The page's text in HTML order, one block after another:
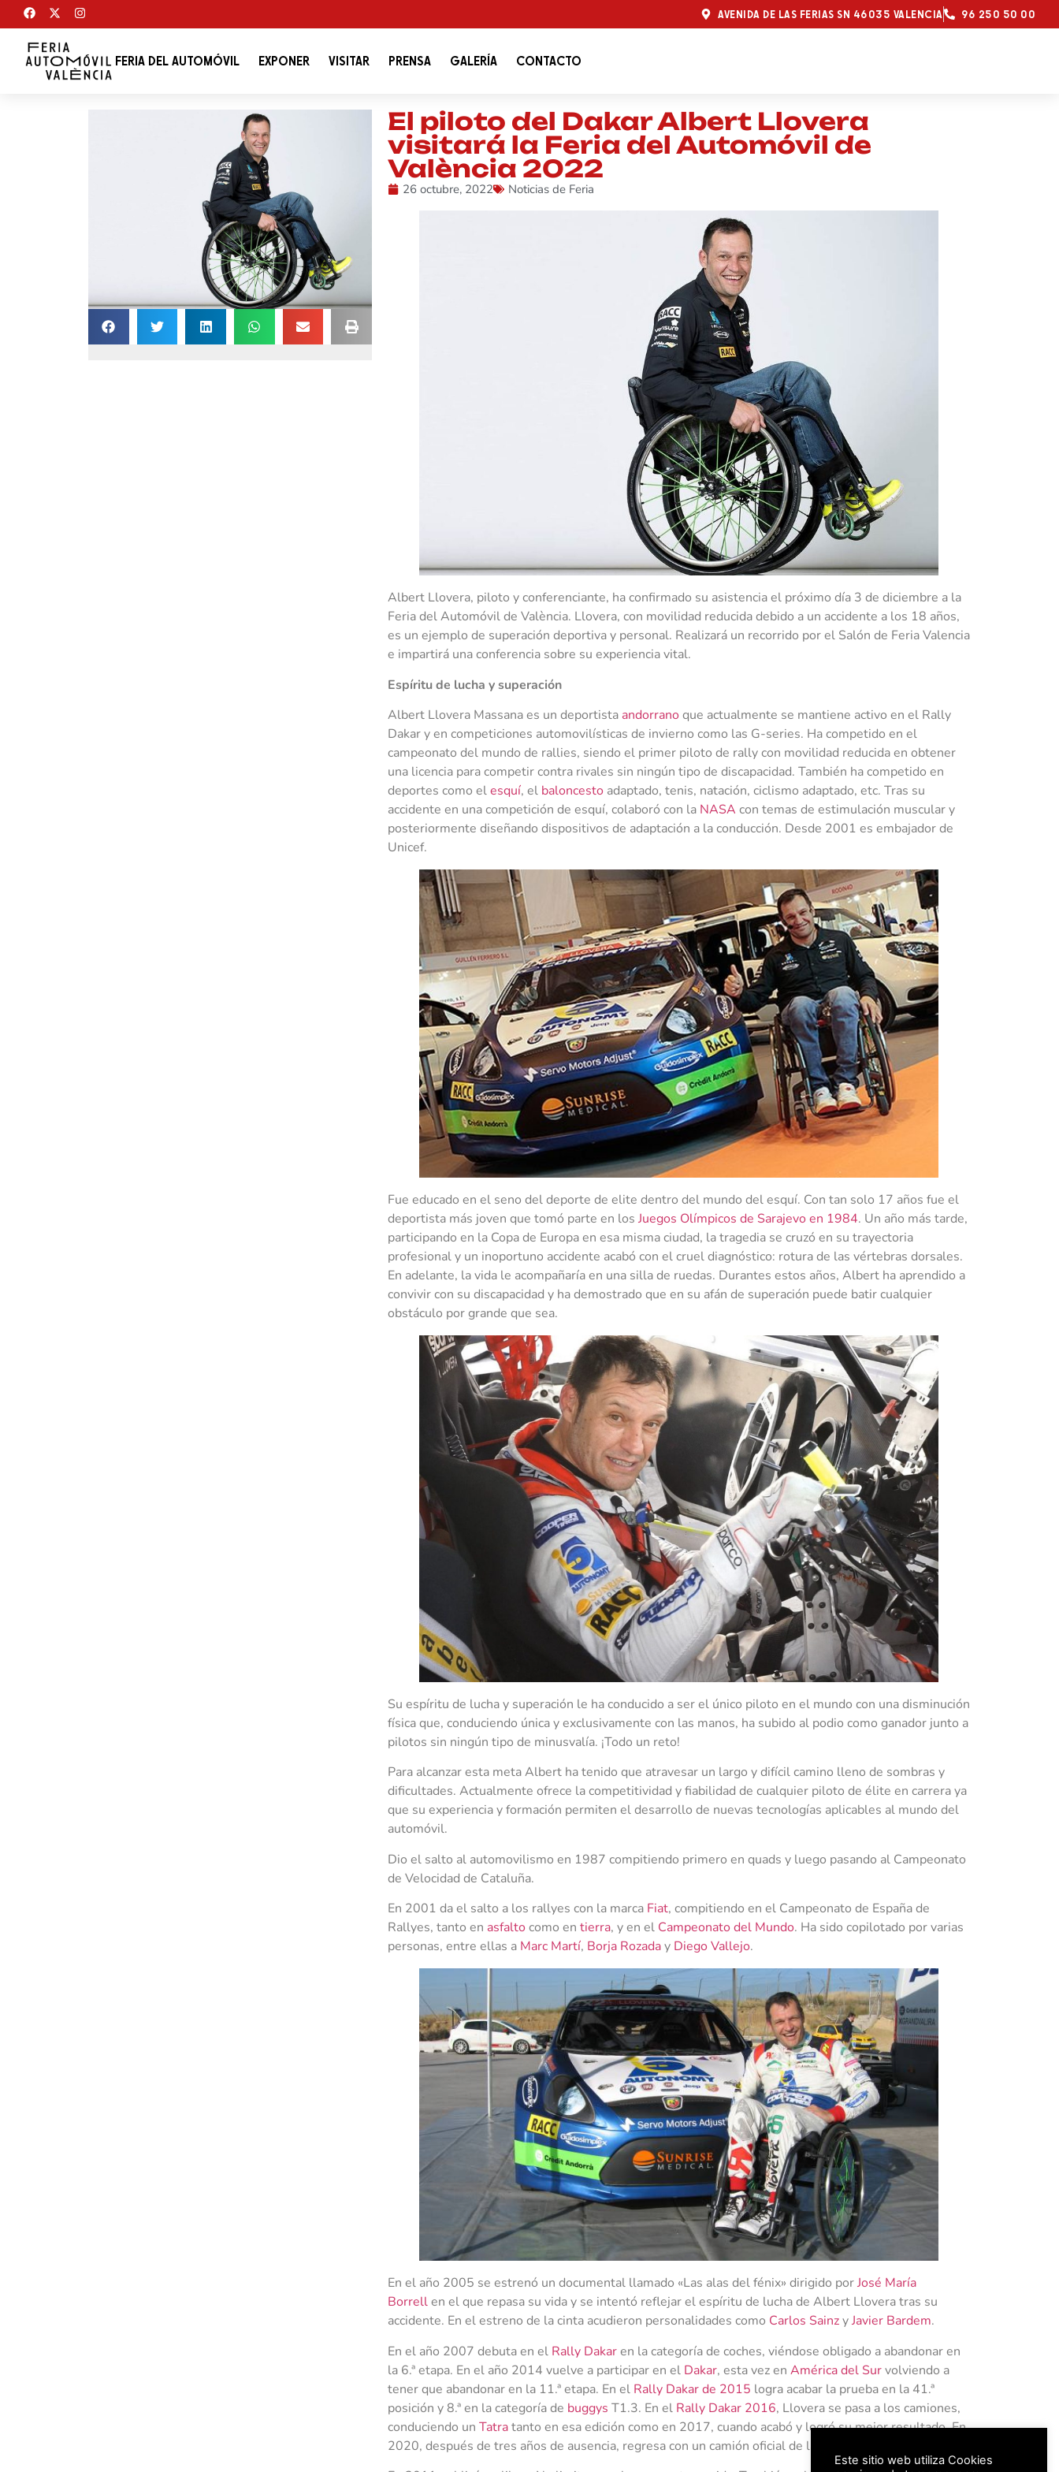
AVENIDA DE LAS FERIAS SN 46035 VALENCIA 96 250 50 00
FERIA DEL AUTOMÓVIL EXPONER VISITAR PRENSA GALERÍA CONTACTO
El piloto del Dakar Albert Llovera
visitará la Feria del Automóvil de
València 2022
26 octubre, 2022 Noticias de Feria
Albert Llovera, piloto y conferenciante, ha confirmado su asistencia el próximo día 3 de diciembre a la
Feria del Automóvil de València. Llovera, con movilidad reducida debido a un accidente a los 18 años,
es un ejemplo de superación deportiva y personal. Realizará un recorrido por el Salón de Feria Valencia
e impartirá una conferencia sobre su experiencia vital.
Espíritu de lucha y superación
Albert Llovera Massana es un deportista andorranoque actualmente se mantiene activo en el Rally
Dakar y en competiciones automovilísticas de invierno como las G-series. Ha competido en el
campeonato del mundo de rallies, siendo el primer piloto de rally con movilidad reducida en obtener
una licencia para competir contra rivales sin ningún tipo de discapacidad. También ha competido en
deportes como elesquí, el baloncestoadaptado, tenis, natación, ciclismo adaptado, etc. Tras su
accidente en una competición de esquí, colaboró con la NASA con temas de estimulación muscular y
posteriormente diseñando dispositivos de adaptación a la conducción. Desde 2001 es embajador de
Unicef.
Fue educado en el seno del deporte de elite dentro del mundo del esquí. Con tan solo 17 años fue el
deportista más joven que tomó parte en los Juegos Olímpicos de Sarajevo en 1984. Un año más tarde,
participando en la Copa de Europa en esa misma ciudad, la tragedia se cruzó en su trayectoria
profesional y un inoportuno accidente acabó con el cruel diagnóstico: rotura de las vértebras dorsales.
En adelante, la vida le acompañaría en una silla de ruedas. Durantes estos años, Albert ha aprendido a
convivir con su discapacidad y ha demostrado que en su afán de superación puede batir cualquier
obstáculo por grande que sea.
Su espíritu de lucha y superación le ha conducido a ser el único piloto en el mundo con una disminución
física que, conduciendo única y exclusivamente con las manos, ha subido al podio como ganador junto a
pilotos sin ningún tipo de minusvalía. ¡Todo un reto!
Para alcanzar esta meta Albert ha tenido que atravesar un largo y difícil camino lleno de sombras y
dificultades. Actualmente ofrece la competitividad y fiabilidad de cualquier piloto de élite en carrera ya
que su experiencia y formación permiten el desarrollo de nuevas tecnologías aplicables al mundo del
automóvil.
Dio el salto al automovilismo en 1987 compitiendo primero en quads y luego pasando al Campeonato
de Velocidad de Cataluña.
En 2001 da el salto a los rallyes con la marca Fiat, compitiendo en el Campeonato de España de
Rallyes, tanto en asfaltocomo en tierra, y en el Campeonato del Mundo. Ha sido copilotado por varias
personas, entre ellas a Marc Martí,​ Borja Rozaday Diego Vallejo.
En el año 2005 se estrenó un documental llamado «Las alas del fénix» dirigido porJosé María
Borrellen el que repasa su vida y se intentó reflejar el espíritu de lucha de Albert Llovera tras su
accidente. En el estreno de la cinta acudieron personalidades como Carlos SainzyJavier Bardem.​
En el año 2007 debuta en el Rally Dakaren la categoría de coches, viéndose obligado a abandonar en
la 6.ª etapa. En el año 2014 vuelve a participar en el Dakar, esta vez en América del Survolviendo a
tener que abandonar en la 11.ª etapa. En el Rally Dakar de 2015 logra acabar la prueba en la 41.ª
posición y 8.ª en la categoría de buggys T1.3. En el Rally Dakar 2016, Llovera se pasa a los camiones,
conduciendo un Tatratanto en esa edición como en 2017, cuando acabó y logró su mejor resultado. En
2020, después de tres años de ausencia, regresa con un camión oficial de la marca
Este sitio web utiliza Cookies